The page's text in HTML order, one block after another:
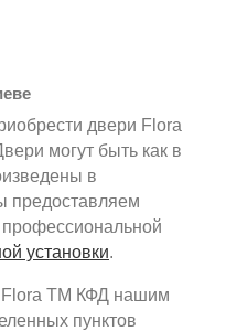
двери Flora
могут быть как в
в
предоставляем
профессиональной
установки.
Flora ТМ КФД нашим
пунктов